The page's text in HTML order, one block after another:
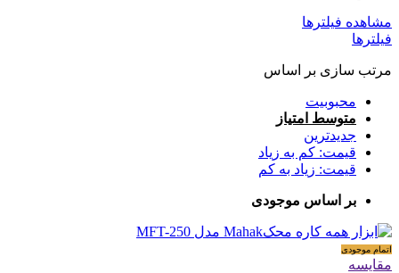
مشاهده فیلترها
فیلترها
مرتب سازی بر اساس
محبوبیت
متوسط امتیاز
جدیدترین
قیمت: کم به زیاد
قیمت: زیاد به کم
بر اساس موجودی
اتمام موجودی
مقایسه